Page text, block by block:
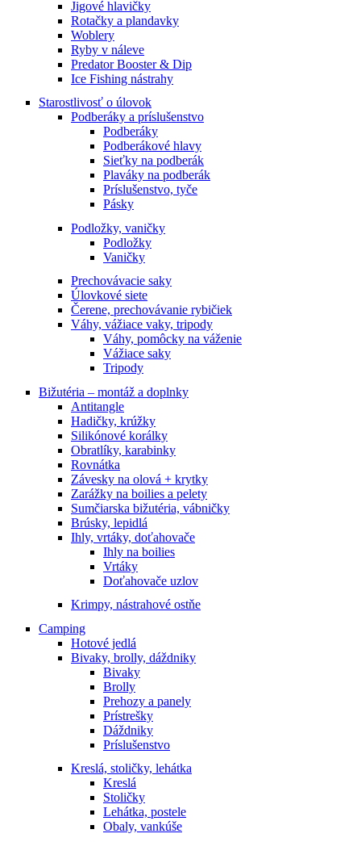
Jigové hlavičky
Rotačky a plandavky
Woblery
Ryby v náleve
Predator Booster & Dip
Ice Fishing nástrahy
Starostlivosť o úlovok
Podberáky a príslušenstvo
Podberáky
Podberákové hlavy
Sieťky na podberák
Plaváky na podberák
Príslušenstvo, tyče
Pásky
Podložky, vaničky
Podložky
Vaničky
Prechovávacie saky
Úlovkové siete
Čerene, prechovávanie rybičiek
Váhy, vážiace vaky, tripody
Váhy, pomôcky na váženie
Vážiace saky
Tripody
Bižutéria – montáž a doplnky
Antitangle
Hadičky, krúžky
Silikónové korálky
Obratlíky, karabinky
Rovnátka
Závesky na olová + krytky
Zarážky na boilies a pelety
Sumčiarska bižutéria, vábničky
Brúsky, lepidlá
Ihly, vrtáky, doťahovače
Ihly na boilies
Vrtáky
Doťahovače uzlov
Krimpy, nástrahové ostňe
Camping
Hotové jedlá
Bivaky, brolly, dáždniky
Bivaky
Brolly
Prehozy a panely
Prístrešky
Dáždniky
Príslušenstvo
Kreslá, stoličky, lehátka
Kreslá
Stoličky
Lehátka, postele
Obaly, vankúše